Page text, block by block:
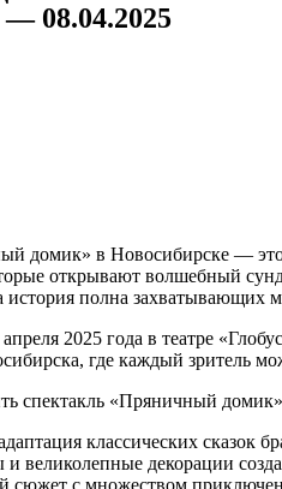
08.04.2025
домик» в Новосибирске — это
открывают волшебный
история полна захватывающих
2025 года в театре
где каждый зритель
спектакль «Пряничный
классических сказок
великолепные декорации
сюжет с множеством